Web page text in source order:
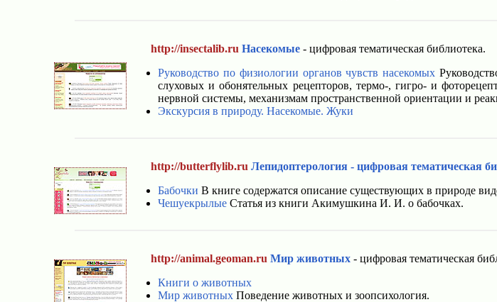
http://insectalib.ru Насекомые - цифровая тематическая библиотека.
Руководство по физиологии органов чувств насекомых
слуховых и обонятельных рецепторов, термо-, гигро- и
нервной системы, механизмам пространственной ориентации и
Экскурсия в природу. Насекомые. Жуки
http://butterflylib.ru Лепидоптерология - цифровая тематическая
Бабочки В книге содержатся описание существующих в природе
Чешуекрылые Статья из книги Акимушкина И. И. о бабочках.
http://animal.geoman.ru Мир животных - цифровая тематическая
Книги о животных
Мир животных Поведение животных и зоопсихология.